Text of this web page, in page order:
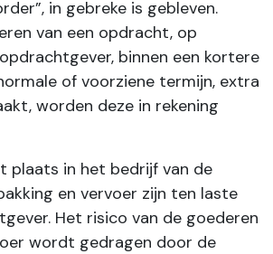
in gebreke is gebleven.
van een opdracht, op
binnen een kortere
of voorziene termijn, extra
worden deze in rekening
plaats in het bedrijf van de
en vervoer zijn ten laste
Het risico van de goederen
wordt gedragen door de